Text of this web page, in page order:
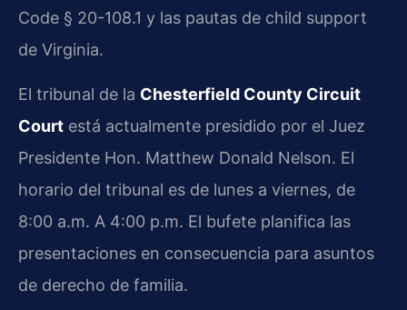
Code § 20-108.1 y las pautas de child support
de Virginia.
El tribunal de la Chesterfield County Circuit
Court está actualmente presidido por el Juez
Presidente Hon. Matthew Donald Nelson. El
horario del tribunal es de lunes a viernes, de
8:00 a.m. A 4:00 p.m. El bufete planifica las
presentaciones en consecuencia para asuntos
de derecho de familia.